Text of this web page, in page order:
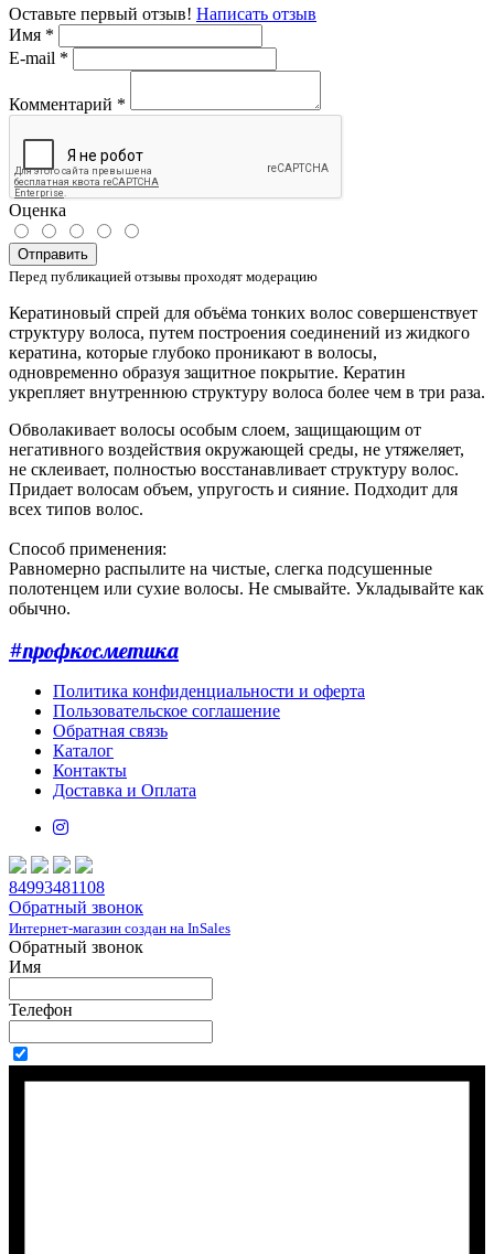
Оставьте первый отзыв! Написать отзыв
Имя *
E-mail *
Комментарий *
Оценка
Отправить
Перед публикацией отзывы проходят модерацию
Кератиновый спрей для объёма тонких волос совершенствует
структуру волоса, путем построения соединений из жидкого
кератина, которые глубоко проникают в волосы,
одновременно образуя защитное покрытие. Кератин
укрепляет внутреннюю структуру волоса более чем в три раза.
Обволакивает волосы особым слоем, защищающим от
негативного воздействия окружающей среды, не утяжеляет,
не склеивает, полностью восстанавливает структуру волос.
Придает волосам объем, упругость и сияние. Подходит для
всех типов волос.
Способ применения:
Равномерно распылите на чистые, слегка подсушенные
полотенцем или сухие волосы. Не смывайте. Укладывайте как
обычно.
#профкосметика
Политика конфиденциальности и оферта
Пользовательское соглашение
Обратная связь
Каталог
Контакты
Доставка и Оплата
84993481108
Обратный звонок
Интернет-магазин создан на InSales
Обратный звонок
Имя
Телефон